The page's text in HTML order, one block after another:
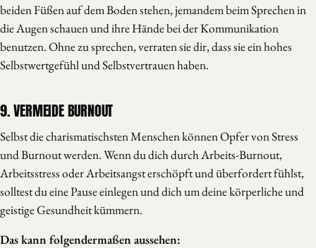
beiden Füßen auf dem Boden stehen, jemandem beim Sprechen in
die Augen schauen und ihre Hände bei der Kommunikation
benutzen. Ohne zu sprechen, verraten sie dir, dass sie ein hohes
Selbstwertgefühl und Selbstvertrauen haben.
9. VERMEIDE BURNOUT
Selbst die charismatischsten Menschen können Opfer von Stress
und Burnout werden. Wenn du dich durch Arbeits-Burnout,
Arbeitsstress oder Arbeitsangst erschöpft und überfordert fühlst,
solltest du eine Pause einlegen und dich um deine körperliche und
geistige Gesundheit kümmern.
Das kann folgendermaßen aussehen: